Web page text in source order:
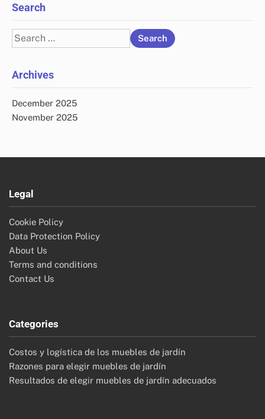
Search
Search
for:
Archives
December 2025
November 2025
Legal
Cookie Policy
Data Protection Policy
About Us
Terms and conditions
Contact Us
Categories
Costos y logística de los muebles de jardín
Razones para elegir muebles de jardín
Resultados de elegir muebles de jardín adecuados